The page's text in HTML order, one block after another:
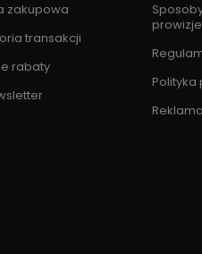
zakupowa
transakcji
rabaty
prowizje
Polityka